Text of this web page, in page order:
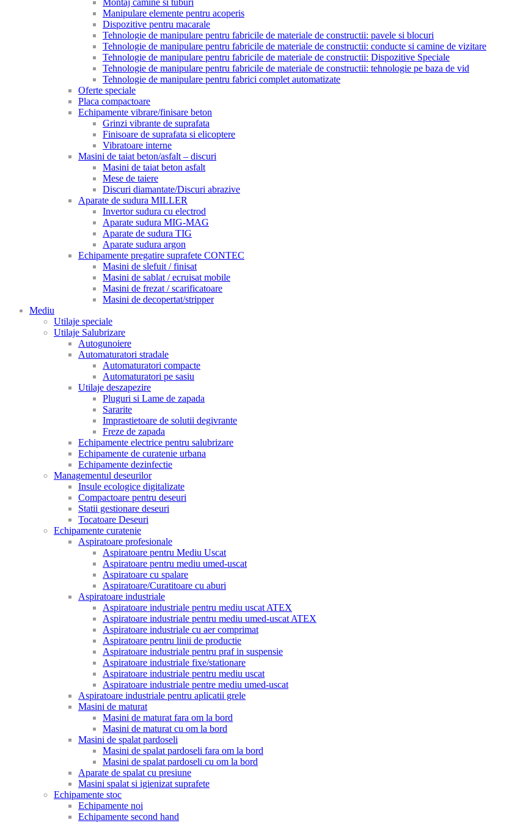
Montaj camine si tuburi
Manipulare elemente pentru acoperis
Dispozitive pentru macarale
Tehnologie de manipulare pentru fabricile de materiale de constructii: pavele si blocuri
Tehnologie de manipulare pentru fabricile de materiale de constructii: conducte si camine de vizitare
Tehnologie de manipulare pentru fabricile de materiale de constructii: Dispozitive Speciale
Tehnologie de manipulare pentru fabricile de materiale de constructii: tehnologie pe baza de vid
Tehnologie de manipulare pentru fabrici complet automatizate
Oferte speciale
Placa compactoare
Echipamente vibrare/finisare beton
Grinzi vibrante de suprafata
Finisoare de suprafata si elicoptere
Vibratoare interne
Masini de taiat beton/asfalt – discuri
Masini de taiat beton asfalt
Mese de taiere
Discuri diamantate/Discuri abrazive
Aparate de sudura MILLER
Invertor sudura cu electrod
Aparate sudura MIG-MAG
Aparate de sudura TIG
Aparate sudura argon
Echipamente pregatire suprafete CONTEC
Masini de slefuit / finisat
Masini de sablat / ecruisat mobile
Masini de frezat / scarificatoare
Masini de decopertat/stripper
Mediu
Utilaje speciale
Utilaje Salubrizare
Autogunoiere
Automaturatori stradale
Automaturatori compacte
Automaturatori pe sasiu
Utilaje deszapezire
Pluguri si Lame de zapada
Sararite
Imprastietoare de solutii degivrante
Freze de zapada
Echipamente electrice pentru salubrizare
Echipamente de curatenie urbana
Echipamente dezinfectie
Managementul deseurilor
Insule ecologice digitalizate
Compactoare pentru deseuri
Statii gestionare deseuri
Tocatoare Deseuri
Echipamente curatenie
Aspiratoare profesionale
Aspiratoare pentru Mediu Uscat
Aspiratoare pentru mediu umed-uscat
Aspiratoare cu spalare
Aspiratoare/Curatitoare cu aburi
Aspiratoare industriale
Aspiratoare industriale pentru mediu uscat ATEX
Aspiratoare industriale pentru mediu umed-uscat ATEX
Aspiratoare industriale cu aer comprimat
Aspiratoare pentru linii de productie
Aspiratoare industriale pentru praf in suspensie
Aspiratoare industriale fixe/stationare
Aspiratoare industriale pentru mediu uscat
Aspiratoare industriale pentre mediu umed-uscat
Aspiratoare industriale pentru aplicatii grele
Masini de maturat
Masini de maturat fara om la bord
Masini de maturat cu om la bord
Masini de spalat pardoseli
Masini de spalat pardoseli fara om la bord
Masini de spalat pardoseli cu om la bord
Aparate de spalat cu presiune
Masini spalat si igienizat suprafete
Echipamente stoc
Echipamente noi
Echipamente second hand